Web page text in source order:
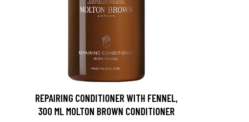
REPAIRING CONDITIONER WITH FENNEL,
300 ML MOLTON BROWN CONDITIONER